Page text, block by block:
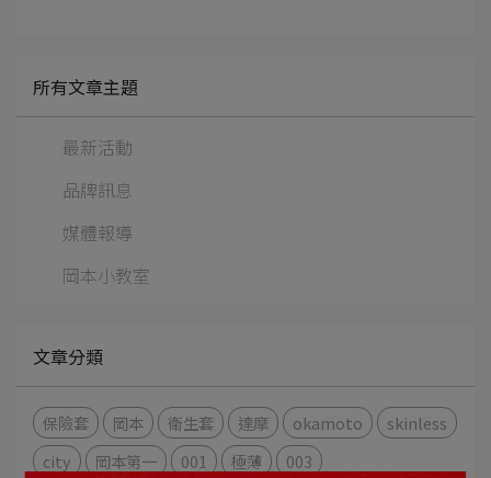
所有文章主題
最新活動
品牌訊息
媒體報導
岡本小教室
文章分類
保險套 岡本 衛生套 達摩 okamoto
skinless
city
岡本第一 001 極薄 003